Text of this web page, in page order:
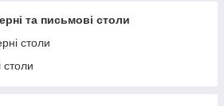
та письмові столи
столи
столи